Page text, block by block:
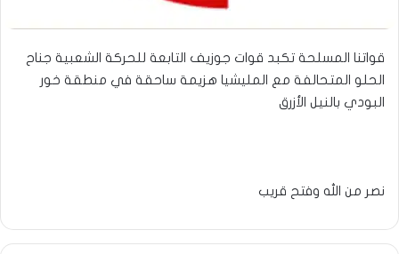
قواتنا المسلحة تكبد قوات جوزيف التابعة للحركة الشعبية جناح
الحلو المتحالفة مع المليشيا هزيمة ساحقة في منطقة خور
البودي بالنيل الأزرق
نصر من الله وفتح قريب